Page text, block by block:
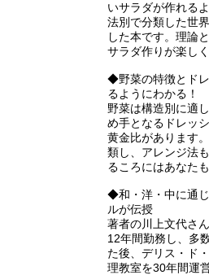
いサラダが作れる
法別で分類した世
した本です。理論
サラダ作りが楽し
◆野菜の特徴とド
るようにわかる！
野菜は構造別に適
め手となるドレッ
黄金比があります
類し、アレンジ法
るころにはあなた
◆和・洋・中に通
ルが伝授
著者の川上文代さ
12年間勤務し、多
た後、デリス・ド
理教室を30年間運